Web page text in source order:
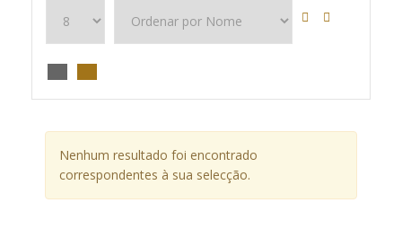
Nenhum resultado foi encontrado
correspondentes à sua selecção.